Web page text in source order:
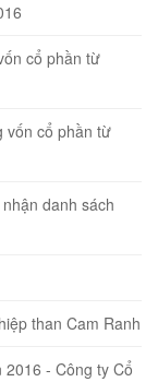
cổ phần từ
vốn cổ phần từ
danh sách
than Cam Ranh
- Công ty Cổ